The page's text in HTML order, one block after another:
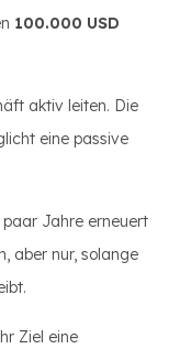
100.000 USD
aktiv leiten. Die
eine passive
Jahre erneuert
aber nur, solange
Ziel eine